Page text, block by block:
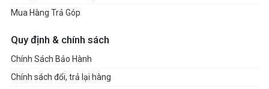
Mua Hàng Trả Góp
Quy định & chính sách
Chính Sách Bảo Hành
Chính sách đổi, trả lại hàng